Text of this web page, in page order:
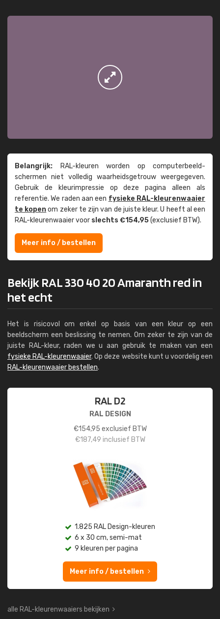
Belangrijk: RAL-kleuren worden op computer­beeld­
schermen niet volledig waarheids­­getrouw weer­gegeven.
Gebruik de kleur­impressie op deze pagina alleen als
referentie. We raden aan een fysieke RAL-kleuren­waaier
te kopenom zeker te zijn van de juiste kleur. U heeft al een
RAL-kleuren­waaier voor slechts €154,95(exclusief BTW).
Meer info / bestellen
Bekijk RAL 330 40 20 Amaranth red in
het echt
Het is risicovol om enkel op basis van een kleur op een
beeldscherm een beslissing te nemen. Om zeker te zijn van de
juiste RAL-kleur, raden we u aan gebruik te maken van een
fysieke RAL-kleurenwaaier. Op deze website kunt u voordelig een
RAL-kleurenwaaier bestellen.
RAL D2
RAL DESIGN
€154,95 exclusief BTW
€187,49 inclusief BTW
1.825 RAL Design-kleuren
6 x 30 cm, semi-mat
9 kleuren per pagina
Meer info / bestellen
alle RAL-kleurenwaaiers bekijken